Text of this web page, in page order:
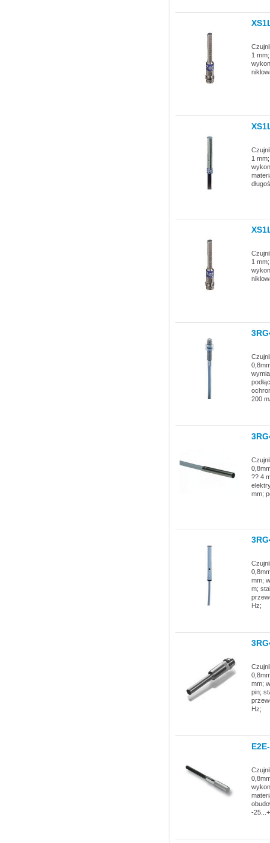
1
1
1
200
?? 4
mm;
mm;
m;
Hz;
mm;
pin;
Hz;
-